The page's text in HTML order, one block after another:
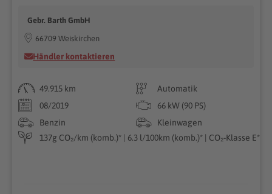
Gebr. Barth GmbH
66709 Weiskirchen
Händler kontaktieren
49.915 km
Automatik
08/2019
66 kW (90 PS)
Benzin
Kleinwagen
137g CO₂/km (komb.)* | 6.3 l/100km (komb.)* | CO₂-Klasse E*